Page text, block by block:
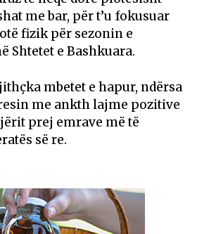
me bar, për t’u fokusuar
fizik për sezonin e
Shtetet e Bashkuara.
mbetet e hapur, ndërsa
me ankth lajme pozitive
prej emrave më të
së re.